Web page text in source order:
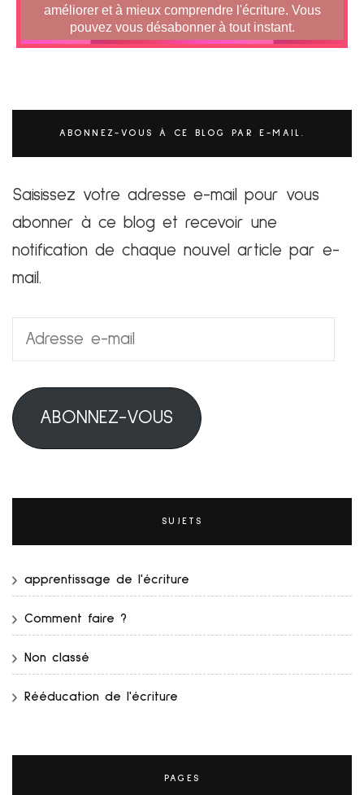
ABONNEZ-VOUS À CE BLOG PAR E-MAIL.
Saisissez votre adresse e-mail pour vous
abonner à ce blog et recevoir une
notification de chaque nouvel article par e-
mail.
Adresse
e-
mail
ABONNEZ-VOUS
SUJETS
apprentissage de l'écriture
Comment faire ?
Non classé
Rééducation de l'écriture
PAGES